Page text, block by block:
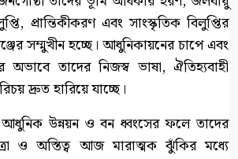
প্রান্তিকীকরণ এবং সাংস্কৃতিক বিলুপ্তির
সম্মুখীন হচ্ছে। আধুনিকায়নের চাপে এবং
অভাবে তাদের নিজস্ব ভাষা, ঐতিহ্যবাহী
দ্রুত হারিয়ে যাচ্ছে।
উন্নয়ন ও বন ধ্বংসের ফলে তাদের
ও অস্তিত্ব আজ মারাত্মক ঝুঁকির মধ্যে